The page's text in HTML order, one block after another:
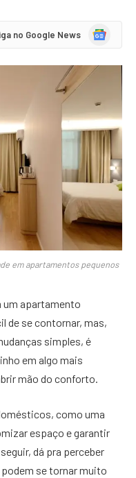
no Google News
Google
em apartamentos pequenos
um apartamento
de se contornar, mas,
simples, é
em algo mais
mão do conforto.
como uma
espaço e garantir
dá pra perceber
se tornar muito